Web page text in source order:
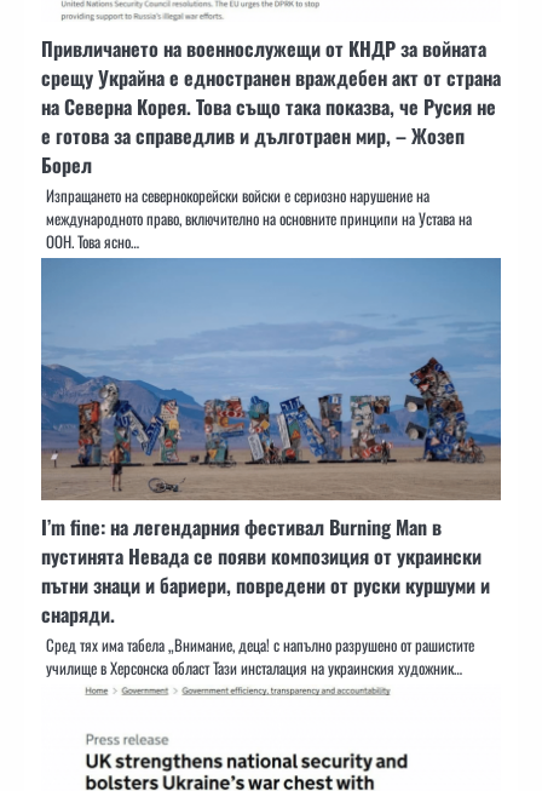
Привличането на военнослужещи от КНДР за войната
срещу Украйна е едностранен враждебен акт от страна
на Северна Корея. Това също така показва, че Русия не
е готова за справедлив и дълготраен мир, – Жозеп
Борел
Изпращането на севернокорейски войски е сериозно нарушение на
международното право, включително на основните принципи на Устава на
ООН. Това ясно…
I’m fine: на легендарния фестивал Burning Man в
пустинята Невада се появи композиция от украински
пътни знаци и бариери, повредени от руски куршуми и
снаряди.
Сред тях има табела „Внимание, деца! с напълно разрушено от рашистите
училище в Херсонска област Тази инсталация на украинския художник…